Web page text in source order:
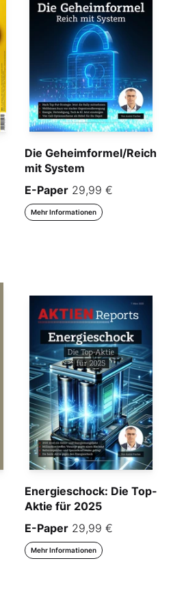
Die Geheimformel/Reich
mit System
E-Paper 29,99 €
Mehr Informationen
Energieschock: Die Top-
Aktie für 2025
E-Paper 29,99 €
Mehr Informationen